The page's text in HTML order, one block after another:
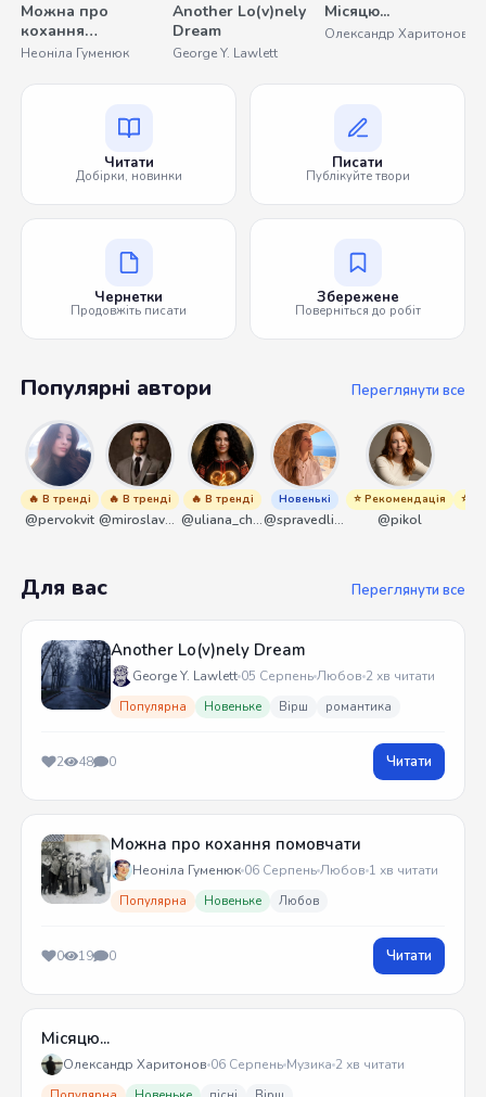
Можна про
кохання
помовчати
Неоніла Гуменюк
Another Lo(v)nely
Dream
George Y. Lawlett
Місяцю...
Олександр Харитонов
Читати
Добірки, новинки
Писати
Публікуйте твори
Чернетки
Продовжіть писати
Збережене
Поверніться до робіт
Популярні автори Переглянути все
🔥 В тренді
@pervokvit
🔥 В тренді
@miroslavmaniyk
🔥 В тренді
@uliana_chernenko
Новенькі
@spravedliwa
⭐ Рекомендація
@pikol
⭐
Для вас Переглянути все
Another Lo(v)nely Dream
George Y. Lawlett 05 СерпеньЛюбов 2 хв читати
Популярна Новеньке Вірш романтика
2 48 0 Читати
Можна про кохання помовчати
Неоніла Гуменюк 06 СерпеньЛюбов 1 хв читати
Популярна Новеньке Любов
0 19 0 Читати
Місяцю...
Олександр Харитонов 06 Серпень Музика 2 хв читати